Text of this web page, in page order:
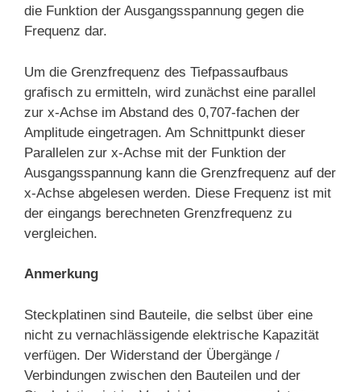
die Funktion der Ausgangsspannung gegen die
Frequenz dar.
Um die Grenzfrequenz des Tiefpassaufbaus
grafisch zu ermitteln, wird zunächst eine parallel
zur x-Achse im Abstand des 0,707-fachen der
Amplitude eingetragen. Am Schnittpunkt dieser
Parallelen zur x-Achse mit der Funktion der
Ausgangsspannung kann die Grenzfrequenz auf der
x-Achse abgelesen werden. Diese Frequenz ist mit
der eingangs berechneten Grenzfrequenz zu
vergleichen.
Anmerkung
Steckplatinen sind Bauteile, die selbst über eine
nicht zu vernachlässigende elektrische Kapazität
verfügen. Der Widerstand der Übergänge /
Verbindungen zwischen den Bauteilen und der